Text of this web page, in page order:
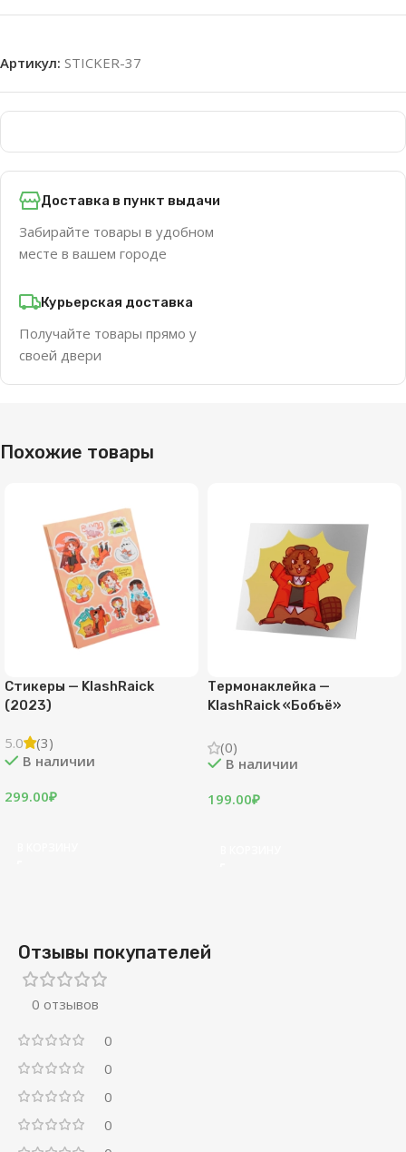
Артикул: STICKER-37
Доставка в пункт выдачи
Забирайте товары в удобном
месте в вашем городе
Курьерская доставка
Получайте товары прямо у
своей двери
Похожие товары
Стикеры — KlashRaick
(2023)
5.0
(3)
В наличии
299.00₽
Термонаклейка —
KlashRaick «Бобъё»
(0)
В наличии
199.00₽
Отзывы покупателей
0 отзывов
0
0
0
0